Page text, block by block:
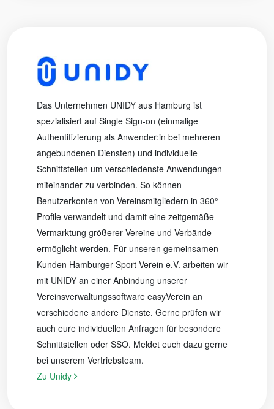
Das Unternehmen UNIDY aus Hamburg ist
spezialisiert auf Single Sign-on (einmalige
Authentifizierung als Anwender:in bei mehreren
angebundenen Diensten) und individuelle
Schnittstellen um verschiedenste Anwendungen
miteinander zu verbinden. So können
Benutzerkonten von Vereinsmitgliedern in 360°-
Profile verwandelt und damit eine zeitgemäße
Vermarktung größerer Vereine und Verbände
ermöglicht werden. Für unseren gemeinsamen
Kunden Hamburger Sport-Verein e.V. arbeiten wir
mit UNIDY an einer Anbindung unserer
Vereinsverwaltungssoftware easyVerein an
verschiedene andere Dienste. Gerne prüfen wir
auch eure individuellen Anfragen für besondere
Schnittstellen oder SSO. Meldet euch dazu gerne
bei unserem Vertriebsteam.
Zu Unidy